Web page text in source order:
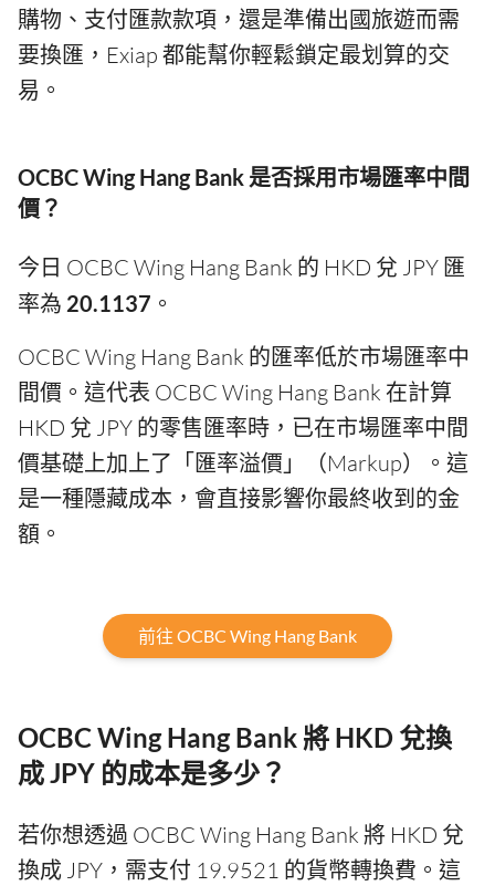
購物、支付匯款款項，還是準備出國旅遊而需
要換匯，Exiap 都能幫你輕鬆鎖定最划算的交
易。
OCBC Wing Hang Bank 是否採用市場匯率中間
價？
今日 OCBC Wing Hang Bank 的 HKD 兌 JPY 匯
率為 20.1137 。
OCBC Wing Hang Bank 的匯率低於市場匯率中
間價。這代表 OCBC Wing Hang Bank 在計算
HKD 兌 JPY 的零售匯率時，已在市場匯率中間
價基礎上加上了「匯率溢價」（Markup）。這
是一種隱藏成本，會直接影響你最終收到的金
額。
前往 OCBC Wing Hang Bank
OCBC Wing Hang Bank 將 HKD 兌換
成 JPY 的成本是多少？
若你想透過 OCBC Wing Hang Bank 將 HKD 兌
換成 JPY，需支付 19.9521 的貨幣轉換費。這